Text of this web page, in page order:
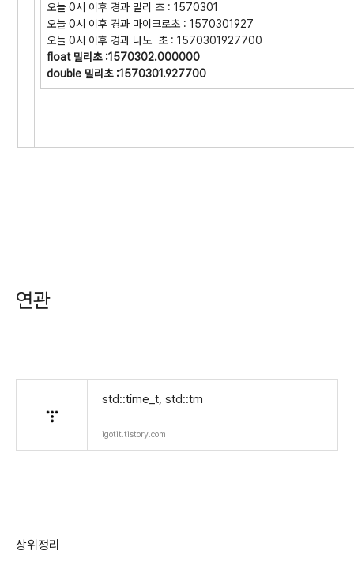
오늘 0시 이후 경과 밀리 초 : 1570301
오늘 0시 이후 경과 마이크로초 : 1570301927
오늘 0시 이후 경과 나노 초 : 1570301927700
float 밀리초 :1570302.000000
double 밀리초 :1570301.927700
연관
std::time_t, std::tm
igotit.tistory.com
상위정리